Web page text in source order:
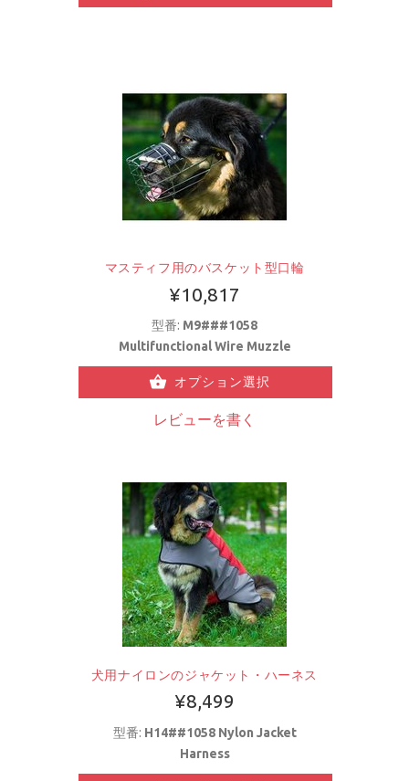
マスティフ用のバスケット型口輪
¥10,817
型番: M9###1058
Multifunctional Wire Muzzle
オプション選択
レビューを書く
犬用ナイロンのジャケット・ハーネス
¥8,499
型番: H14##1058 Nylon Jacket
Harness